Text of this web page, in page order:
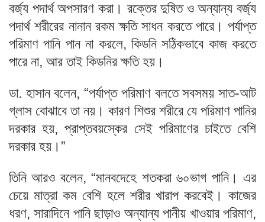
বর্জ্য পদার্থ অপসারণ করা। রক্তের দুষিত ও অন্যান্য বর্জ্য
পদার্থ শরীরের নানান রকম ক্ষতি সাধন করতে পারে। পর্যাপ্ত
পরিমাণ পানি পান না করলে, কিডনি সঠিকভাবে কাজ করতে
পারে না, আর তাই কিডনির ক্ষতি হয়।
ডা. হাসান বলেন, “পর্যাপ্ত পরিমাণ বলতে সবসময় সাত-আট
গ্লাস বোঝাবে তা নয়। কারণ শিশুর শরীরে যে পরিমাণ পানির
দরকার হয়, প্রাপ্তবয়স্কের সেই পরিমাণের চাইতে বেশি
দরকার হয়।”
তিনি আরও বলেন, “মানবদেহে শতকরা ৬০ভাগ পানি। এর
চেয়ে মাত্রা কম বেশি হলে শরীর খারাপ করবেই। কাজের
ধরণ, সারাদিনে পানি ছাড়াও অন্যান্য পানীয় খাওয়ার পরিমাণ,